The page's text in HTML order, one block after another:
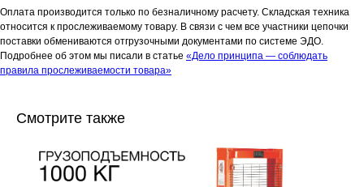
Оплата производится только по безналичному расчету. Складская техника
относится к прослеживаемому товару. В связи с чем все участники цепочки
поставки обмениваются отгрузочными документами по системе ЭДО.
Подробнее об этом мы писали в статье «Дело принципа — соблюдать
правила прослеживаемости товара»
Смотрите также